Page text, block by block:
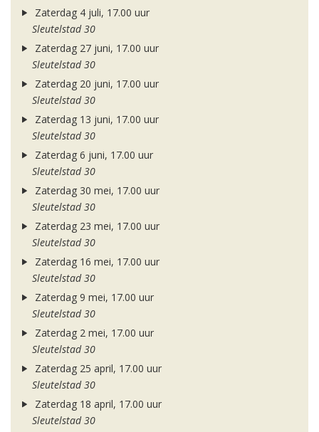
Zaterdag 4 juli, 17.00 uur
Sleutelstad 30
Zaterdag 27 juni, 17.00 uur
Sleutelstad 30
Zaterdag 20 juni, 17.00 uur
Sleutelstad 30
Zaterdag 13 juni, 17.00 uur
Sleutelstad 30
Zaterdag 6 juni, 17.00 uur
Sleutelstad 30
Zaterdag 30 mei, 17.00 uur
Sleutelstad 30
Zaterdag 23 mei, 17.00 uur
Sleutelstad 30
Zaterdag 16 mei, 17.00 uur
Sleutelstad 30
Zaterdag 9 mei, 17.00 uur
Sleutelstad 30
Zaterdag 2 mei, 17.00 uur
Sleutelstad 30
Zaterdag 25 april, 17.00 uur
Sleutelstad 30
Zaterdag 18 april, 17.00 uur
Sleutelstad 30